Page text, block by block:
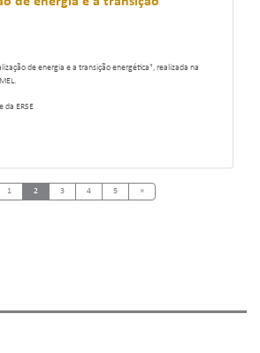
de energia e a transição energética", realizada na
da ERSE
1 2 3 4 5 »Next